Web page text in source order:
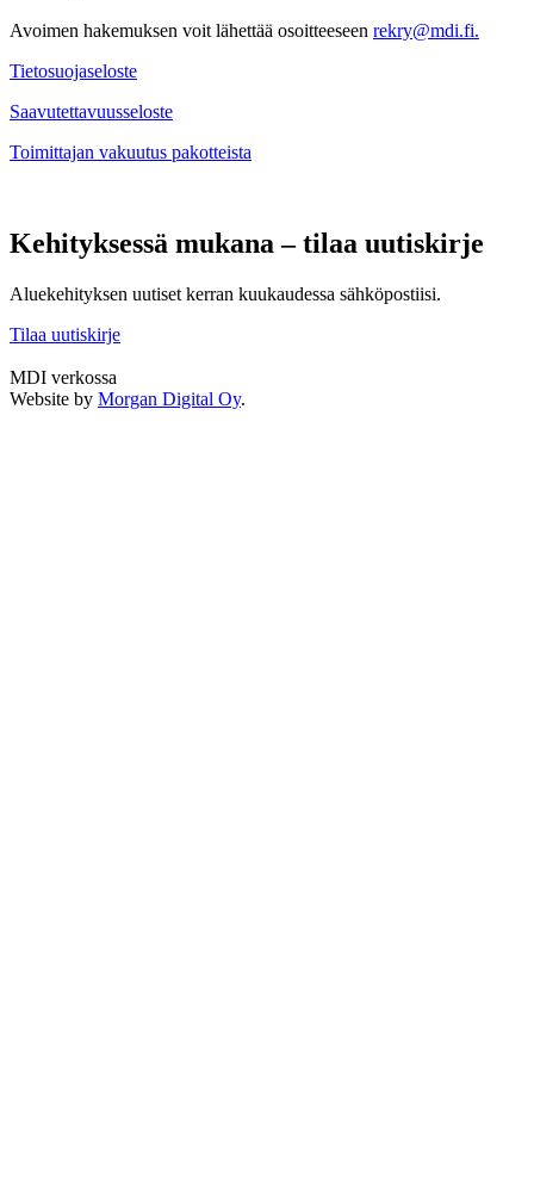
Avoimen hakemuksen voit lähettää osoitteeseen rekry@mdi.fi.
Tietosuojaseloste
Saavutettavuusseloste
Toimittajan vakuutus pakotteista
Kehityksessä mukana – tilaa uutiskirje
Aluekehityksen uutiset kerran kuukaudessa sähköpostiisi.
Tilaa uutiskirje
MDI verkossa
Twitter
LinkedIn
Instagram
Facebook
Website by Morgan Digital Oy.